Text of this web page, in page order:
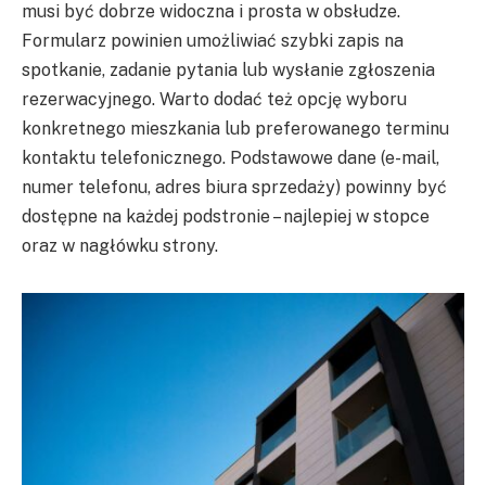
musi być dobrze widoczna i prosta w obsłudze.
Formularz powinien umożliwiać szybki zapis na
spotkanie, zadanie pytania lub wysłanie zgłoszenia
rezerwacyjnego. Warto dodać też opcję wyboru
konkretnego mieszkania lub preferowanego terminu
kontaktu telefonicznego. Podstawowe dane (e-mail,
numer telefonu, adres biura sprzedaży) powinny być
dostępne na każdej podstronie – najlepiej w stopce
oraz w nagłówku strony.